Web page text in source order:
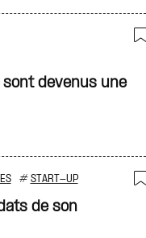
sont devenus une
# START-UP
de son